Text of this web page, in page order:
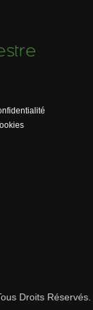
Droits Réservés.